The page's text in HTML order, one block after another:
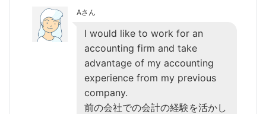
Aさん
I would like to work for an
accounting firm and take
advantage of my accounting
experience from my previous
company.
前の会社での会計の経験を活かし